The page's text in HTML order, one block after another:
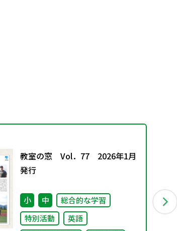
教室の窓 Vol．77 2026年1月
発行
小 中
総合的な学習
特別活動
英語